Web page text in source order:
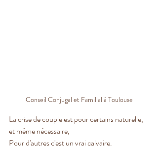
Conseil Conjugal et Familial à Toulouse
La crise de couple est pour certains naturelle,
et même nécessaire,
Pour d'autres c'est un vrai calvaire.